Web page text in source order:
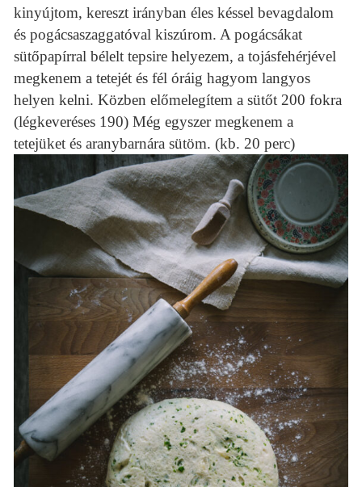
kinyújtom, kereszt irányban éles késsel bevagdalom
és pogácsaszaggatóval kiszúrom. A pogácsákat
sütőpapírral bélelt tepsire helyezem, a tojásfehérjével
megkenem a tetejét és fél óráig hagyom langyos
helyen kelni. Közben előmelegítem a sütőt 200 fokra
(légkeveréses 190) Még egyszer megkenem a
tetejüket és aranybarnára sütöm. (kb. 20 perc)